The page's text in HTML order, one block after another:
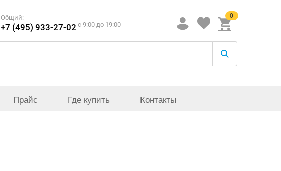
Общий:
+7 (495) 933-27-02 c 9:00 до 19:00
0
Прайс Где купить Контакты